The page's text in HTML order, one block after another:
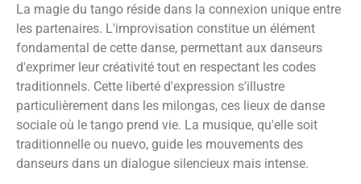
La magie du tango réside dans la connexion unique entre
les partenaires. L'improvisation constitue un élément
fondamental de cette danse, permettant aux danseurs
d'exprimer leur créativité tout en respectant les codes
traditionnels. Cette liberté d'expression s'illustre
particulièrement dans les milongas, ces lieux de danse
sociale où le tango prend vie. La musique, qu'elle soit
traditionnelle ou nuevo, guide les mouvements des
danseurs dans un dialogue silencieux mais intense.